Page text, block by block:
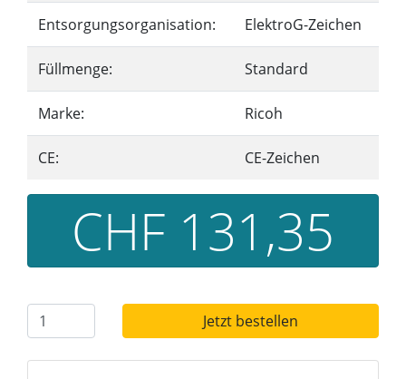
Entsorgungsorganisation: ElektroG-Zeichen
Füllmenge: Standard
Marke: Ricoh
CE: CE-Zeichen
CHF 131,35
Jetzt bestellen